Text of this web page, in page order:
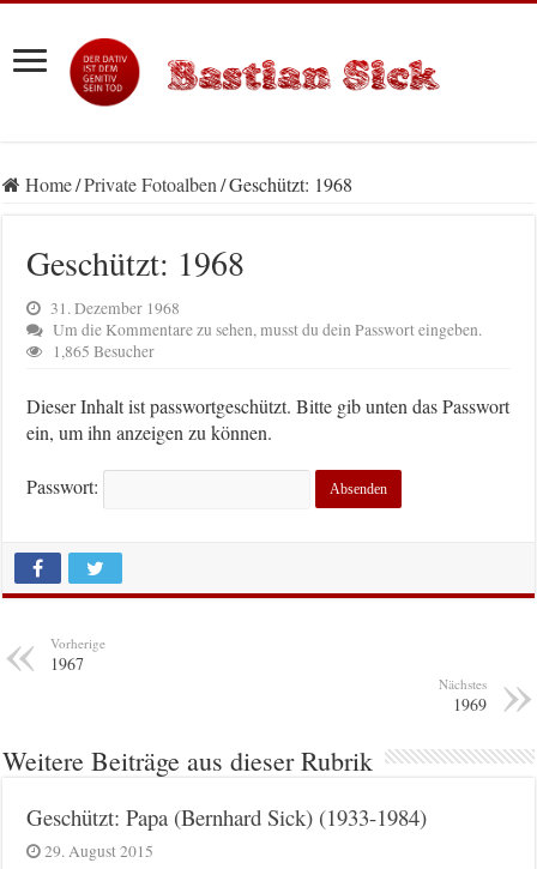
Home/Private Fotoalben/Geschützt: 1968
Geschützt: 1968
31. Dezember 1968
Um die Kommentare zu sehen, musst du dein Passwort eingeben.
1,865 Besucher
Dieser Inhalt ist passwortgeschützt. Bitte gib unten das Passwort
ein, um ihn anzeigen zu können.
Passwort:
Vorherige
1967
Nächstes
1969
Weitere Beiträge aus dieser Rubrik
Geschützt: Papa (Bernhard Sick) (1933-1984)
29. August 2015